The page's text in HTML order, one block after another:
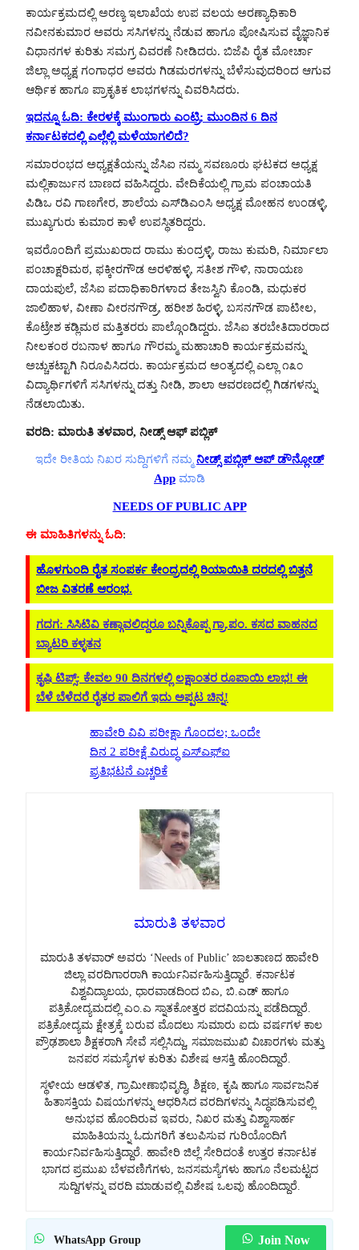
ಕಾರ್ಯಕ್ರಮದಲ್ಲಿ ಅರಣ್ಯ ಇಲಾಖೆಯ ಉಪ ವಲಯ ಅರಣ್ಯಾಧಿಕಾರಿ
ನವೀನಕುಮಾರ ಅವರು ಸಸಿಗಳನ್ನು ನೆಡುವ ಹಾಗೂ ಪೋಷಿಸುವ ವೈಜ್ಞಾನಿಕ
ವಿಧಾನಗಳ ಕುರಿತು ಸಮಗ್ರ ವಿವರಣೆ ನೀಡಿದರು. ಬಿಜೆಪಿ ರೈತ ಮೋರ್ಚಾ
ಜಿಲ್ಲಾ ಅಧ್ಯಕ್ಷ ಗಂಗಾಧರ ಅವರು ಗಿಡಮರಗಳನ್ನು ಬೆಳೆಸುವುದರಿಂದ ಆಗುವ
ಆರ್ಥಿಕ ಹಾಗೂ ಪ್ರಾಕೃತಿಕ ಲಾಭಗಳನ್ನು ವಿವರಿಸಿದರು.
ಇದನ್ನೂ ಓದಿ: ಕೇರಳಕ್ಕೆ ಮುಂಗಾರು ಎಂಟ್ರಿ; ಮುಂದಿನ 6 ದಿನ
ಕರ್ನಾಟಕದಲ್ಲಿ ಎಲ್ಲೆಲ್ಲಿ ಮಳೆಯಾಗಲಿದೆ?
ಸಮಾರಂಭದ ಅಧ್ಯಕ್ಷತೆಯನ್ನು ಜೆಸಿಐ ನಮ್ಮ ಸವಣೂರು ಘಟಕದ ಅಧ್ಯಕ್ಷ
ಮಲ್ಲಿಕಾರ್ಜುನ ಬಾಣದ ವಹಿಸಿದ್ದರು. ವೇದಿಕೆಯಲ್ಲಿ ಗ್ರಾಮ ಪಂಚಾಯತಿ
ಪಿಡಿಒ ರವಿ ಗಾಣಗೇರ, ಶಾಲೆಯ ಎಸ್‌ಡಿಎಂಸಿ ಅಧ್ಯಕ್ಷ ಮೋಹನ ಉಂಡಳ್ಳಿ,
ಮುಖ್ಯಗುರು ಕುಮಾರ ಕಾಳೆ ಉಪಸ್ಥಿತರಿದ್ದರು.
ಇವರೊಂದಿಗೆ ಪ್ರಮುಖರಾದ ರಾಮು ಕುಂದ್ರಳ್ಳಿ, ರಾಜು ಕುಮರಿ, ನಿರ್ಮಾಲಾ
ಪಂಚಾಕ್ಷರಿಮಠ, ಫಕ್ಕೀರಗೌಡ ಅರಳಿಹಳ್ಳಿ, ಸತೀಶ ಗೌಳಿ, ನಾರಾಯಣ
ದಾಯಪುಲೆ, ಜೆಸಿಐ ಪದಾಧಿಕಾರಿಗಳಾದ ತೇಜಸ್ವಿನಿ ಕೊಂಡಿ, ಮಧುಕರ
ಜಾಲಿಹಾಳ, ವೀಣಾ ವೀರನಗೌಡ್ರ, ಹರೀಶ ಹಿರಳ್ಳಿ, ಬಸನಗೌಡ ಪಾಟೀಲ,
ಕೊಟ್ರೇಶ ಕಡ್ಲಿಮಠ ಮತ್ತಿತರರು ಪಾಲ್ಗೊಂಡಿದ್ದರು. ಜೆಸಿಐ ತರಬೇತಿದಾರರಾದ
ನೀಲಕಂಠ ರಬನಾಳ ಹಾಗೂ ಗೌರಮ್ಮ ಮಹಾಚಾರಿ ಕಾರ್ಯಕ್ರಮವನ್ನು
ಅಚ್ಚುಕಟ್ಟಾಗಿ ನಿರೂಪಿಸಿದರು. ಕಾರ್ಯಕ್ರಮದ ಅಂತ್ಯದಲ್ಲಿ ಎಲ್ಲಾ ೧೩೦
ವಿದ್ಯಾರ್ಥಿಗಳಿಗೆ ಸಸಿಗಳನ್ನು ದತ್ತು ನೀಡಿ, ಶಾಲಾ ಆವರಣದಲ್ಲಿ ಗಿಡಗಳನ್ನು
ನೆಡಲಾಯಿತು.
ವರದಿ: ಮಾರುತಿ ತಳವಾರ, ನೀಡ್ಸ್ ಆಫ್ ಪಬ್ಲಿಕ್
ಇದೇ ರೀತಿಯ ನಿಖರ ಸುದ್ದಿಗಳಿಗೆ ನಮ್ಮನೀಡ್ಸ್ ಪಬ್ಲಿಕ್ ಆಪ್ ಡೌನ್ಲೋಡ್
App ಮಾಡಿ
NEEDS OF PUBLIC APP
ಈ ಮಾಹಿತಿಗಳನ್ನು ಓದಿ:
ಹೊಳಗುಂದಿ ರೈತ ಸಂಪರ್ಕ ಕೇಂದ್ರದಲ್ಲಿ ರಿಯಾಯಿತಿ ದರದಲ್ಲಿ ಬಿತ್ತನೆ
ಬೀಜ ವಿತರಣೆ ಆರಂಭ.
ಗದಗ: ಸಿಸಿಟಿವಿ ಕಣ್ಗಾವಲಿದ್ದರೂ ಬನ್ನಿಕೊಪ್ಪ ಗ್ರಾ.ಪಂ. ಕಸದ ವಾಹನದ
ಬ್ಯಾಟರಿ ಕಳ್ಳತನ
ಕೃಷಿ ಟಿಪ್ಸ್: ಕೇವಲ 90 ದಿನಗಳಲ್ಲಿ ಲಕ್ಷಾಂತರ ರೂಪಾಯಿ ಲಾಭ! ಈ
ಬೆಳೆ ಬೆಳೆದರೆ ರೈತರ ಪಾಲಿಗೆ ಇದು ಅಪ್ಪಟ ಚಿನ್ನ!
ಹಾವೇರಿ ವಿವಿ ಪರೀಕ್ಷಾ ಗೊಂದಲ; ಒಂದೇ
ದಿನ 2 ಪರೀಕ್ಷೆ ವಿರುದ್ಧ ಎಸ್‌ಎಫ್‌ಐ
ಪ್ರತಿಭಟನೆ ಎಚ್ಚರಿಕೆ
ಮಾರುತಿ ತಳವಾರ
ಮಾರುತಿ ತಳವಾರ್ ಅವರು ‘Needs of Public’ ಜಾಲತಾಣದ ಹಾವೇರಿ
ಜಿಲ್ಲಾ ವರದಿಗಾರರಾಗಿ ಕಾರ್ಯನಿರ್ವಹಿಸುತ್ತಿದ್ದಾರೆ. ಕರ್ನಾಟಕ
ವಿಶ್ವವಿದ್ಯಾಲಯ, ಧಾರವಾಡದಿಂದ ಬಿಎ, ಬಿ.ಎಡ್ ಹಾಗೂ
ಪತ್ರಿಕೋದ್ಯಮದಲ್ಲಿ ಎಂ.ಎ ಸ್ನಾತಕೋತ್ತರ ಪದವಿಯನ್ನು ಪಡೆದಿದ್ದಾರೆ.
ಪತ್ರಿಕೋದ್ಯಮ ಕ್ಷೇತ್ರಕ್ಕೆ ಬರುವ ಮೊದಲು ಸುಮಾರು ಐದು ವರ್ಷಗಳ ಕಾಲ
ಪ್ರೌಢಶಾಲಾ ಶಿಕ್ಷಕರಾಗಿ ಸೇವೆ ಸಲ್ಲಿಸಿದ್ದು, ಸಮಾಜಮುಖಿ ವಿಚಾರಗಳು ಮತ್ತು
ಜನಪರ ಸಮಸ್ಯೆಗಳ ಕುರಿತು ವಿಶೇಷ ಆಸಕ್ತಿ ಹೊಂದಿದ್ದಾರೆ.
ಸ್ಥಳೀಯ ಆಡಳಿತ, ಗ್ರಾಮೀಣಾಭಿವೃದ್ಧಿ, ಶಿಕ್ಷಣ, ಕೃಷಿ ಹಾಗೂ ಸಾರ್ವಜನಿಕ
ಹಿತಾಸಕ್ತಿಯ ವಿಷಯಗಳನ್ನು ಆಧರಿಸಿದ ವರದಿಗಳನ್ನು ಸಿದ್ಧಪಡಿಸುವಲ್ಲಿ
ಅನುಭವ ಹೊಂದಿರುವ ಇವರು, ನಿಖರ ಮತ್ತು ವಿಶ್ವಾಸಾರ್ಹ
ಮಾಹಿತಿಯನ್ನು ಓದುಗರಿಗೆ ತಲುಪಿಸುವ ಗುರಿಯೊಂದಿಗೆ
ಕಾರ್ಯನಿರ್ವಹಿಸುತ್ತಿದ್ದಾರೆ. ಹಾವೇರಿ ಜಿಲ್ಲೆ ಸೇರಿದಂತೆ ಉತ್ತರ ಕರ್ನಾಟಕ
ಭಾಗದ ಪ್ರಮುಖ ಬೆಳವಣಿಗೆಗಳು, ಜನಸಮಸ್ಯೆಗಳು ಹಾಗೂ ನೆಲಮಟ್ಟದ
ಸುದ್ದಿಗಳನ್ನು ವರದಿ ಮಾಡುವಲ್ಲಿ ವಿಶೇಷ ಒಲವು ಹೊಂದಿದ್ದಾರೆ.
WhatsApp Group Join Now